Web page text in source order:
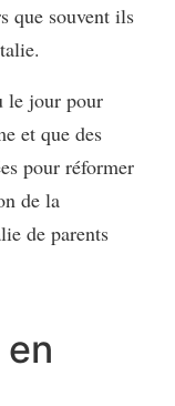
que souvent ils
le jour pour
et que des
pour réformer
de la
de parents